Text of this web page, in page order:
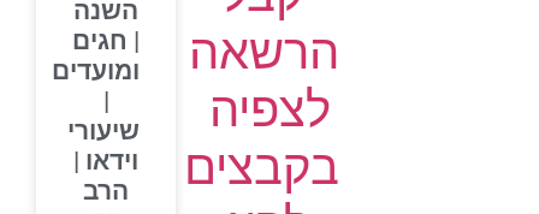
הרשאה
לצפיה
בקבצים
השנה
| חגים
ומועדים
שיעורי
וידאו |
הרב